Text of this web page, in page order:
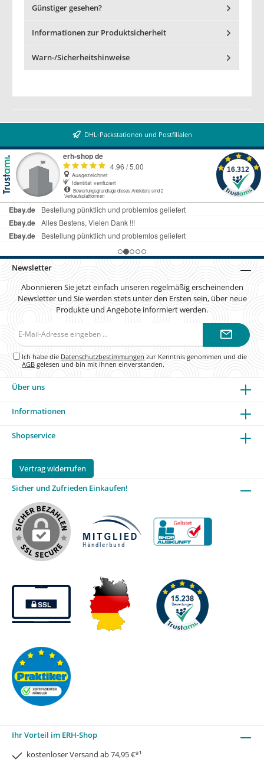
Günstiger gesehen?
Informationen zur Produktsicherheit
Warn-/Sicherheitshinweise
DHL-Packstationen und Postfilialen
Newsletter
Abonnieren Sie jetzt einfach unseren regelmäßig erscheinenden
Newsletter und Sie werden stets unter den Ersten sein, über neue
Produkte und Angebote informiert werden.
Ich habe die Datenschutzbestimmungen zur Kenntnis genommen und die
AGB gelesen und bin mit ihnen einverstanden.
Über uns
Informationen
Shopservice
Vertrag widerrufen
Sicher und Zufrieden Einkaufen!
Ihr Vorteil im ERH-Shop
kostenloser Versand ab 74,95 €*¹